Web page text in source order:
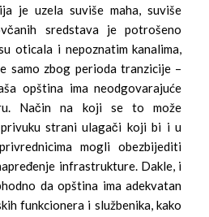
je uzela suviše maha, suviše
sredstava je potrošeno
oticala i nepoznatim kanalima,
samo zbog perioda tranzicije –
opština ima neodgovarajuće
Način na koji se to može
strani ulagači koji bi i u
mogli obezbijediti
infrastrukture. Dakle, i
da opština ima adekvatan
funkcionera i službenika, kako